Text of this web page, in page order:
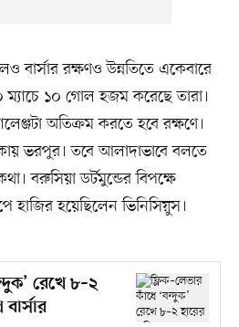
বার্সার রক্ষণও উন্নতিতে একেবারে
ম্যাচে ১০ গোল হজম করেছে তারা।
অতিক্রম করতে হবে রক্ষণে।
ভরপুর। তবে আলাদাভাবে বলতে
বরুসিয়া ডর্টমুন্ডের বিপক্ষে
হাজির হয়েছিলেন ভিনিসিয়ুস।
রেখে ৮–২